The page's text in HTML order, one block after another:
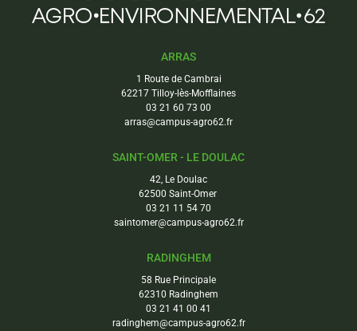
ARRAS
1 Route de Cambrai
62217 Tilloy-lès-Mofflaines
03 21 60 73 00
arras@campus-agro62.fr
SAINT-OMER - LE DOULAC
42, Le Doulac
62500 Saint-Omer
03 21 11 54 70
saintomer@campus-agro62.fr
RADINGHEM
58 Rue Principale
62310 Radinghem
03 21 41 00 41
radinghem@campus-agro62.fr